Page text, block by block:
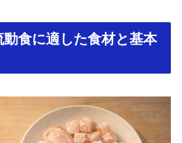
食に適した食材と基本